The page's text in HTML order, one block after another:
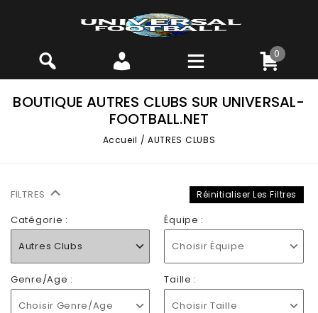
0
BOUTIQUE AUTRES CLUBS SUR UNIVERSAL-
FOOTBALL.NET
Accueil / AUTRES CLUBS
FILTRES Réinitialiser Les Filtres
Catégorie :
Autres Clubs
Équipe :
Choisir Équipe
Genre/Age :
Choisir Genre/Age
Taille :
Choisir Taille